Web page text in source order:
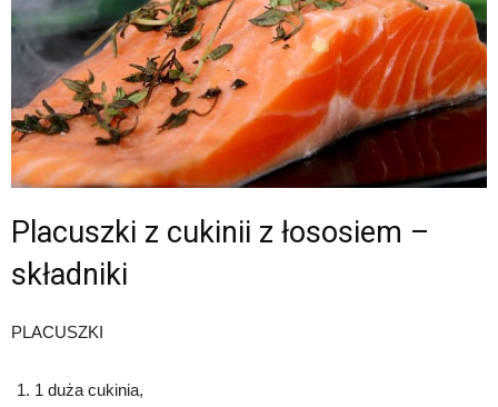
Placuszki z cukinii z łososiem –
składniki
PLACUSZKI
1 duża cukinia,